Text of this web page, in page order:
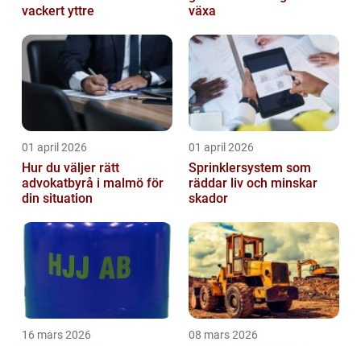
vackert yttre
växa
01 april 2026
Hur du väljer rätt
advokatbyrå i malmö för
din situation
01 april 2026
Sprinklersystem som
räddar liv och minskar
skador
16 mars 2026 08 mars 2026